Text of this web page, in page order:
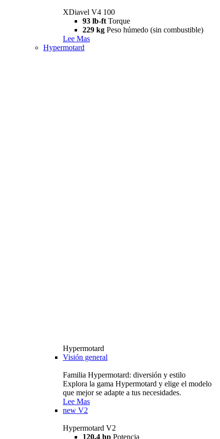
XDiavel V4 100
93 lb-ft Torque
229 kg Peso húmedo (sin combustible)
Lee Mas
Hypermotard
Hypermotard
Visión general
Familia Hypermotard: diversión y estilo
Explora la gama Hypermotard y elige el modelo
que mejor se adapte a tus necesidades.
Lee Mas
new V2
Hypermotard V2
120,4 hp Potencia